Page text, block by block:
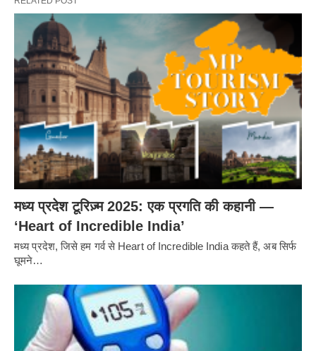
मध्य प्रदेश टूरिज़्म 2025: एक प्रगति की कहानी —
‘Heart of Incredible India’
मध्य प्रदेश, जिसे हम गर्व से Heart of Incredible India कहते हैं, अब सिर्फ
घूमने…